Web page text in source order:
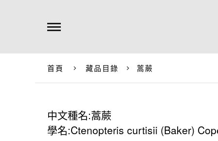
首頁 藏品目錄 蒿蕨
中文種名:蒿蕨
學名:Ctenopteris curtisii (Baker)